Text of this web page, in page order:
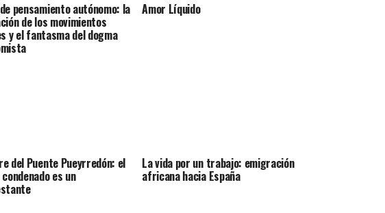
pensamiento autónomo: la
de los movimientos
y el fantasma del dogma
Amor Líquido
del Puente Pueyrredón: el
es un
La vida por un trabajo: emigración
africana hacia España